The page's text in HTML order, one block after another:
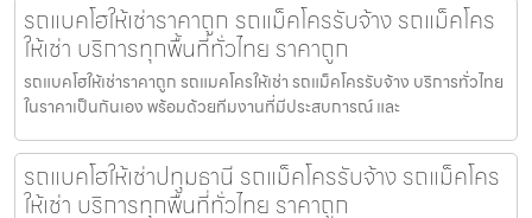
รถแบคโฮให้เช่าราคาถูก รถแม็คโครรับจ้าง รถแม็คโคร
ให้เช่า บริการทุกพื้นที่ทั่วไทย ราคาถูก
รถแบคโฮให้เช่าราคาถูก รถแมคโครให้เช่า รถแม็คโครรับจ้าง บริการทั่วไทย
ในราคาเป็นกันเอง พร้อมด้วยทีมงานที่มีประสบการณ์ และ
รถแบคโฮให้เช่าปทุมธานี รถแม็คโครรับจ้าง รถแม็คโคร
ให้เช่า บริการทุกพื้นที่ทั่วไทย ราคาถูก